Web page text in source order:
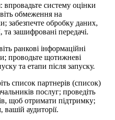
впровадьте систему оцінки
обмеження на
забезпечте обробку даних,
зашифровані передачі.
ранкові інформаційні
проводьте щотижневі
та етапи після запуску.
список партнерів (список)
послуг; проведіть
щоб отримати підтримку;
вашій аудиторії.